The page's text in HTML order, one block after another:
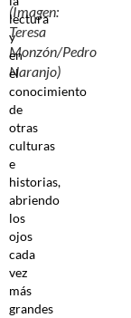
(Imagen:
Teresa
Monzón/Pedro
Naranjo)
lectura
y
en
el
conocimiento
de
otras
culturas
e
historias,
abriendo
los
ojos
cada
vez
más
grandes